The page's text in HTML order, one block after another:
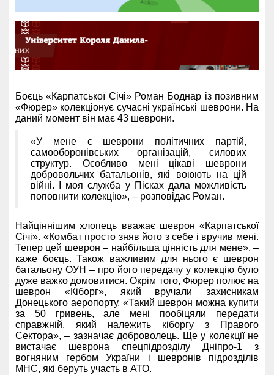
Боєць «Карпатської Січі» Роман Боднар із позивним
«Фюрер» колекціонує сучасні українські шеврони. На
даний момент він має 43 шеврони.
«У мене є шеврони політичних партій,
самооборонівських організацій, силових
структур. Особливо мені цікаві шеврони
добровольчих батальонів, які воюють на цій
війні. І моя служба у Пісках дала можливість
поповнити колекцію», – розповідає Роман.
Найціннішим хлопець вважає шеврон «Карпатської
Січі». «Комбат просто зняв його з себе і вручив мені.
Тепер цей шеврон – найбільша цінність для мене», –
каже боєць. Також важливим для нього є шеврон
батальону ОУН – про його передачу у колекцію було
дуже важко домовитися. Окрім того, Фюрер полює на
шеврон «Кіборг», який вручали захисникам
Донецького аеропорту. «Такий шеврон можна купити
за 50 гривень, але мені пообіцяли передати
справжній, який належить кіборгу з Правого
Сектора», – зазначає доброволець. Ще у колекції не
вистачає шеврона спецпідрозділу Дніпро-1 з
вогняним гербом України і шевронів підрозділів
МНС, які беруть участь в АТО.